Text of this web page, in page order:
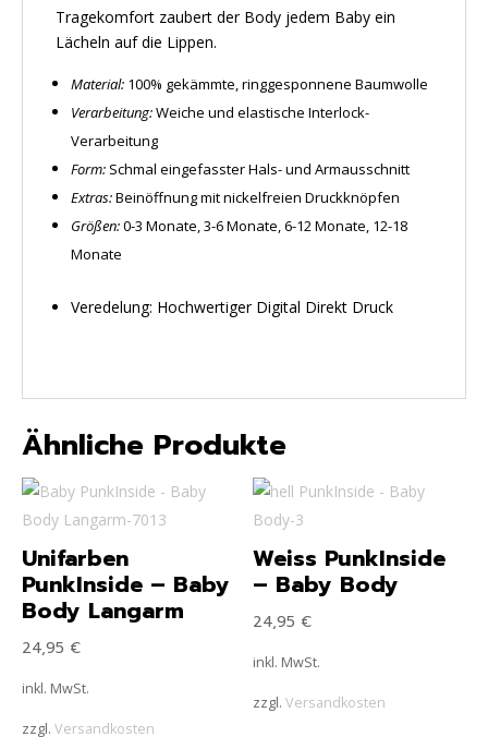
Tragekomfort zaubert der Body jedem Baby ein
Lächeln auf die Lippen.
Material: 100% gekämmte, ringgesponnene Baumwolle
Verarbeitung:Weiche und elastische Interlock-
Verarbeitung
Form: Schmal eingefasster Hals- und Armausschnitt
Extras:Beinöffnung mit nickelfreien Druckknöpfen
Größen:0-3 Monate, 3-6 Monate, 6-12 Monate, 12-18
Monate
Veredelung: Hochwertiger Digital Direkt Druck
Ähnliche Produkte
Unifarben
PunkInside – Baby
Body Langarm
24,95 €
inkl. MwSt.
zzgl. Versandkosten
Weiss PunkInside
– Baby Body
24,95 €
inkl. MwSt.
zzgl.Versandkosten